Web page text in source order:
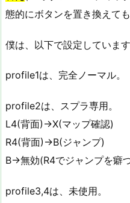
態的にボタンを置き換えて
僕は、以下で設定しています
profile1は、完全ノーマル。
profile2は、スプラ専用。
L4(背面)→X(マップ確認)
R4(背面)→B(ジャンプ)
B→無効(R4でジャンプを癖
profile3,4は、未使用。